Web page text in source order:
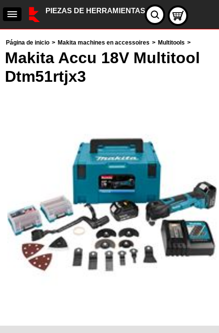
PIEZAS DE HERRAMIENTAS
Página de inicio > Makita machines en accessoires > Multitools >
Makita Accu 18V Multitool
Dtm51rtjx3